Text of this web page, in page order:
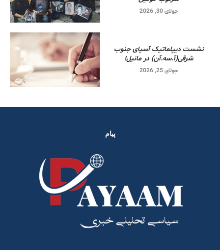
جولای 30, 2026
نشست دیپلماتیک آسیای جنوب
شرقی‌(آ.سه.آن) در مانیل!
جولای 25, 2026
پیام